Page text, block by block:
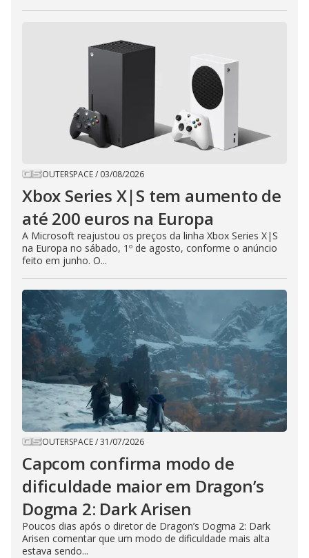
OUTERSPACE/ 03/08/2026
Xbox Series X|S tem aumento de
até 200 euros na Europa
A Microsoft reajustou os preços da linha Xbox Series X|S
na Europa no sábado, 1º de agosto, conforme o anúncio
feito em junho. O...
OUTERSPACE/31/07/2026
Capcom confirma modo de
dificuldade maior em Dragon’s
Dogma 2: Dark Arisen
Poucos dias após o diretor de Dragon’s Dogma 2: Dark
Arisen comentar que um modo de dificuldade mais alta
estava sendo...